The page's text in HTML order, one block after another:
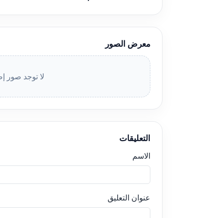
معرض الصور
لا توجد صور
التعليقات
الاسم
عنوان التعليق